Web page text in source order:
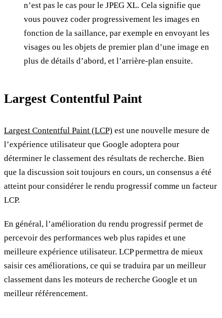
n’est pas le cas pour le JPEG XL. Cela signifie que
vous pouvez coder progressivement les images en
fonction de la saillance, par exemple en envoyant les
visages ou les objets de premier plan d’une image en
plus de détails d’abord, et l’arrière-plan ensuite.
Largest Contentful Paint
Largest Contentful Paint (LCP) est une nouvelle mesure de
l’expérience utilisateur que Google adoptera pour
déterminer le classement des résultats de recherche. Bien
que la discussion soit toujours en cours, un consensus a été
atteint pour considérer le rendu progressif comme un facteur
LCP.
En général, l’amélioration du rendu progressif permet de
percevoir des performances web plus rapides et une
meilleure expérience utilisateur. LCP permettra de mieux
saisir ces améliorations, ce qui se traduira par un meilleur
classement dans les moteurs de recherche Google et un
meilleur référencement.